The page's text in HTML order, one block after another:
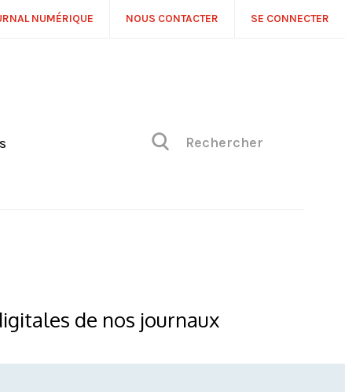
NUMÉRIQUE NOUS CONTACTER SE CONNECTER
de nos journaux